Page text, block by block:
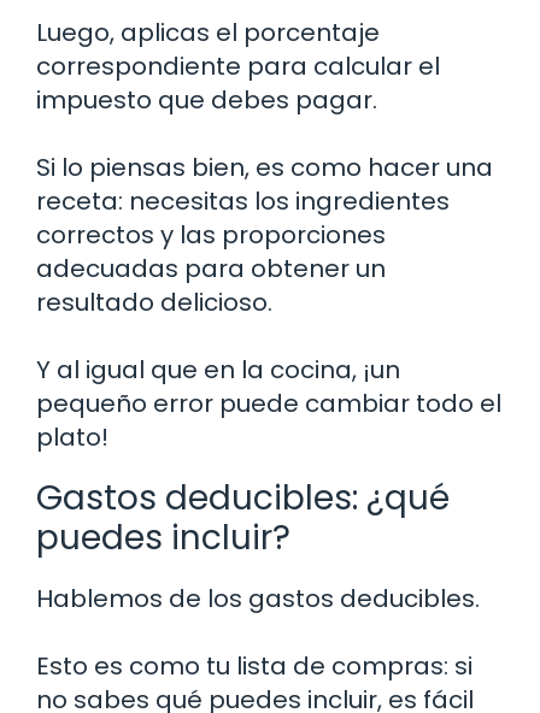
Luego, aplicas el porcentaje
correspondiente para calcular el
impuesto que debes pagar.
Si lo piensas bien, es como hacer una
receta: necesitas los ingredientes
correctos y las proporciones
adecuadas para obtener un
resultado delicioso.
Y al igual que en la cocina, ¡un
pequeño error puede cambiar todo el
plato!
Gastos deducibles: ¿qué
puedes incluir?
Hablemos de los gastos deducibles.
Esto es como tu lista de compras: si
no sabes qué puedes incluir, es fácil